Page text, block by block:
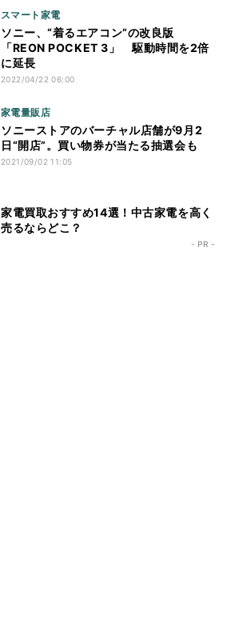
スマート家電
ソニー、“着るエアコン”の改良版
「REON POCKET 3」 駆動時間を2倍
に延長
2022/04/22 06:00
家電量販店
ソニーストアのバーチャル店舗が9月2
日“開店”。買い物券が当たる抽選会も
2021/09/02 11:05
家電買取おすすめ14選！中古家電を高く
売るならどこ？
- PR -